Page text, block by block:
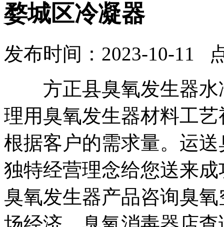
婺城区冷凝器
发布时间：2023-10-11
方正县臭氧发生器水
理用臭氧发生器材料工
根据客户的需求量。运
独特经营理念给您送来
臭氧发生器产品咨询臭